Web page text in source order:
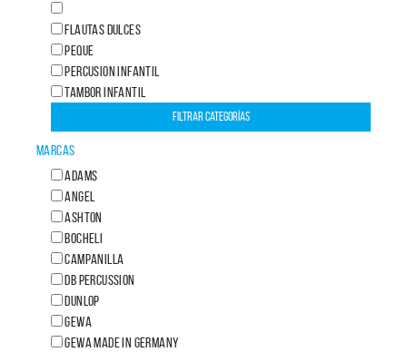
FLAUTAS DULCES
PEQUE
PERCUSION INFANTIL
TAMBOR INFANTIL
MARCAS
ADAMS
ANGEL
ASHTON
BOCHELI
CAMPANILLA
DB PERCUSSION
DUNLOP
GEWA
GEWA MADE IN GERMANY